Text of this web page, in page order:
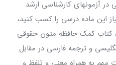
آزمونهای کارشناسی ارشد
این ماده درسی را کسب کنید،
کتاب کمک حافظه متون حقوقی
و ترجمه فارسی در مقابل